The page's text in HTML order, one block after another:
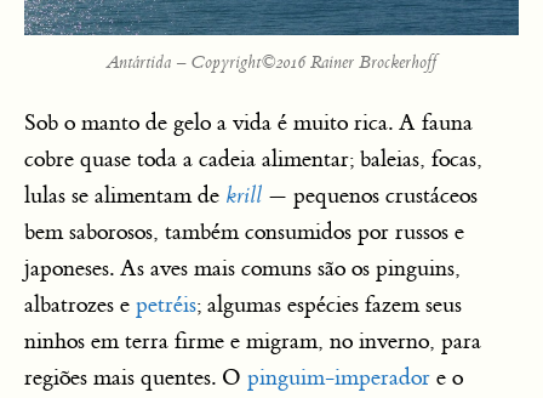
Antártida – Copyright©2016 Rainer Brockerhoff
Sob o manto de gelo a vida é muito rica. A fauna
cobre quase toda a cadeia alimentar; baleias, focas,
lulas se alimentam de krill — pequenos crustáceos
bem saborosos, também consumidos por russos e
japoneses. As aves mais comuns são os pinguins,
albatrozes e petréis; algumas espécies fazem seus
ninhos em terra firme e migram, no inverno, para
regiões mais quentes. O pinguim-imperador e o